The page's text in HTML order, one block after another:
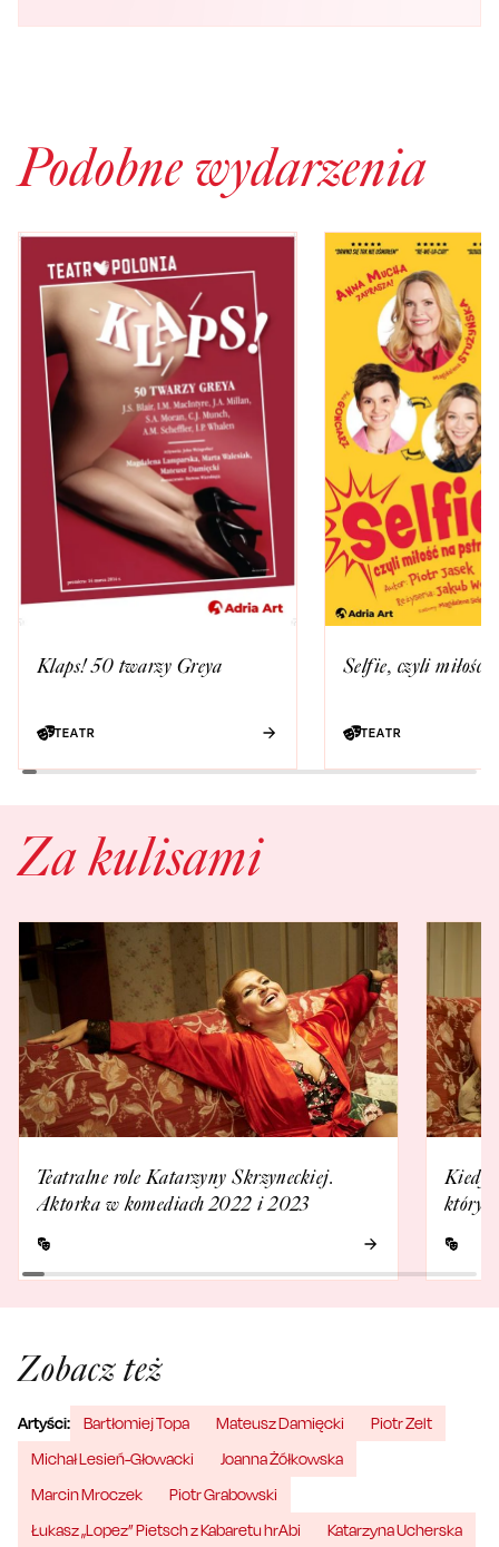
Podobne wydarzenia
Klaps! 50 twarzy Greya
TEATR
Selfie, czyli miłość
TEATR
Za kulisami
Teatralne role Katarzyny Skrzyneckiej.
Aktorka w komediach 2022 i 2023
Kiedy
który
Zobacz też
Artyści: Bartłomiej Topa Mateusz Damięcki
Piotr Zelt
Michał Lesień-Głowacki
Joanna Żółkowska
Marcin Mroczek
Piotr Grabowski
Łukasz „Lopez” Pietsch z Kabaretu hrAbi
Katarzyna Ucherska